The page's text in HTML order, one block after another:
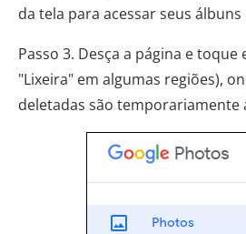
da tela para acessar seus álbuns
Passo 3. Desça a página e toque
"Lixeira" em algumas regiões),
deletadas são temporariamente